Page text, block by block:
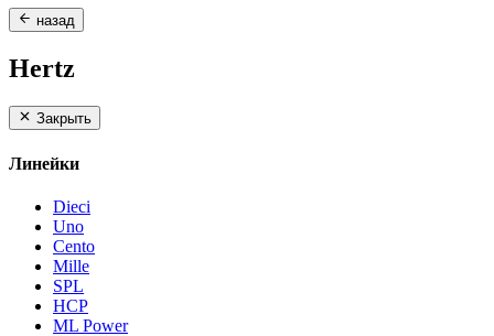
назад
Hertz
Закрыть
Линейки
Dieci
Uno
Cento
Mille
SPL
HCP
ML Power